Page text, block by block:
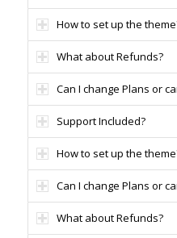
How to set up the
What about Refunds?
Can I change Plans or
Support Included?
How to set up the
Can I change Plans or
What about Refunds?